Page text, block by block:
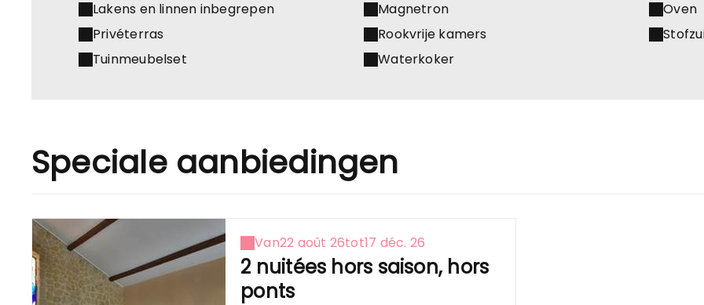
Lakens en linnen inbegrepen
Magnetron
Oven
Privéterras
Rookvrije kamers
Tuinmeubelset
Waterkoker
Speciale aanbiedingen
Van22 août 26tot17 déc. 26
2 nuitées hors saison, hors
ponts